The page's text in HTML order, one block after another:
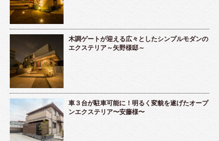
木調ゲートが迎える広々としたシンプルモダンの
エクステリア～矢野様邸～
車３台が駐車可能に！明るく変貌を遂げたオープ
ンエクステリア〜安藤様〜